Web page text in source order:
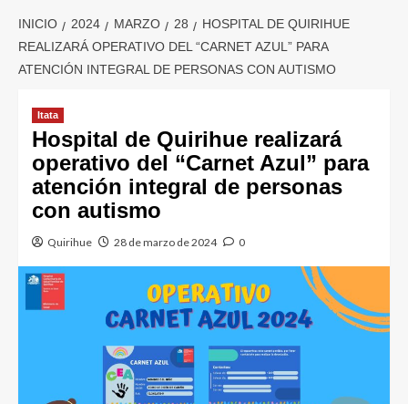
INICIO 2024 MARZO 28
HOSPITAL DE QUIRIHUE
REALIZARÁ OPERATIVO DEL “CARNET AZUL” PARA
ATENCIÓN INTEGRAL DE PERSONAS CON AUTISMO
Itata
Hospital de Quirihue realizará
operativo del “Carnet Azul” para
atención integral de personas
con autismo
Quirihue 28 de marzo de 2024 0